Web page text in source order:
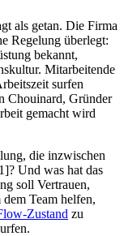
als getan. Die Firma
Regelung überlegt:
bekannt,
Mitarbeitende
surfen
Chouinard, Gründer
gemacht wird
die inzwischen
Und was hat das
soll Vertrauen,
Team helfen,
Zustand zu